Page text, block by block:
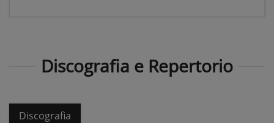
Discografia e Repertorio
Discografia